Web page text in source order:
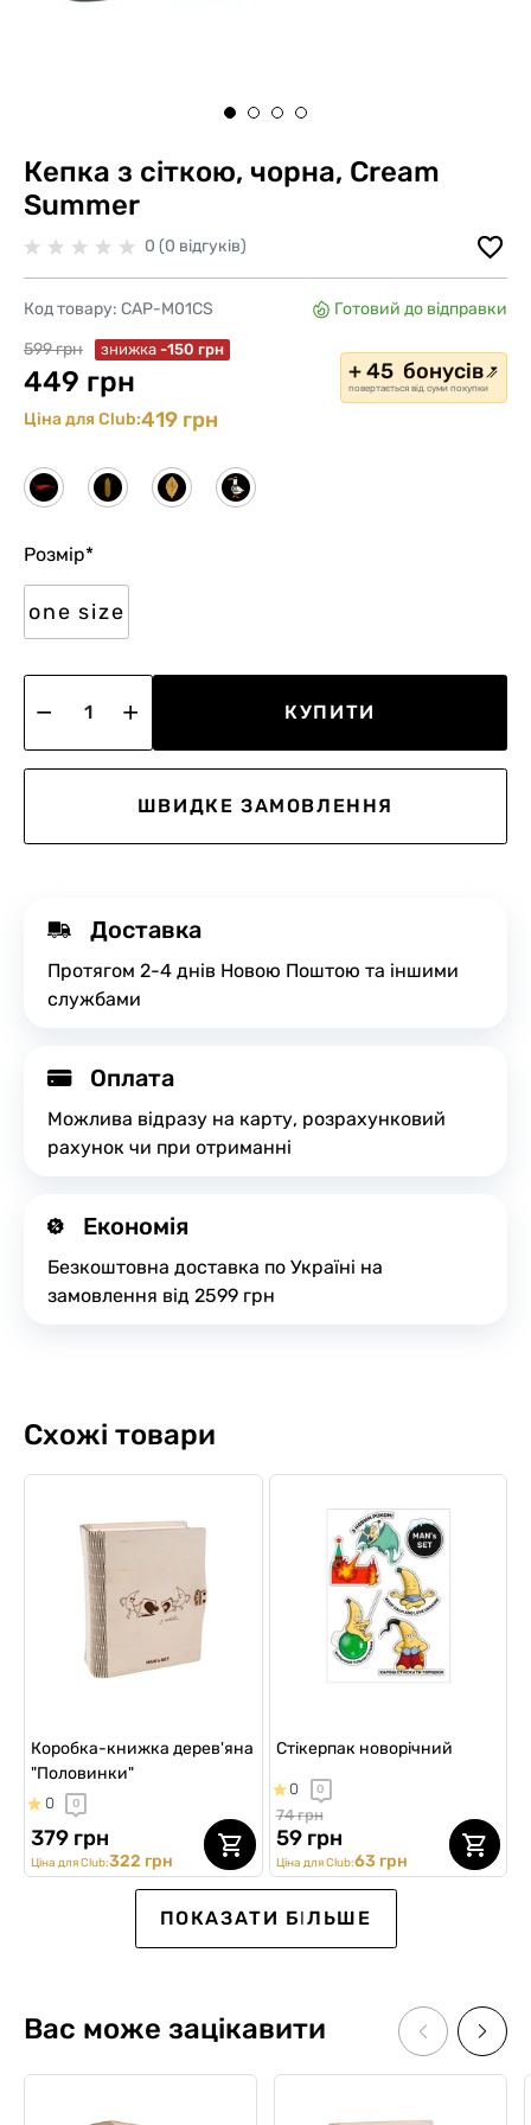
Кепка з сіткою, чорна, Cream
Summer
0 (0 відгуків)
Код товару: CAP-M01CS
Готовий до відправки
599 грн
знижка -150 грн
449 грн + 45 бонусів
повертається від суми покупки
Ціна для Club:419 грн
Розмір*
one size
КУПИТИ
ШВИДКЕ ЗАМОВЛЕННЯ
Доставка
Протягом 2-4 днів Новою Поштою та іншими
службами
Оплата
Можлива відразу на карту, розрахунковий
рахунок чи при отриманні
Економія
Безкоштовна доставка по Україні на
замовлення від 2599 грн
Схожі товари
Коробка-книжка дерев'яна
"Половинки"
0 0
379 грн
Ціна для Club:322 грн
Стікерпак новорічний
0 0
74 грн
59 грн
Ціна для Club:63 грн
SALE -15%
SALE -25%
ПОКАЗАТИ БІЛЬШЕ
Вас може зацікавити